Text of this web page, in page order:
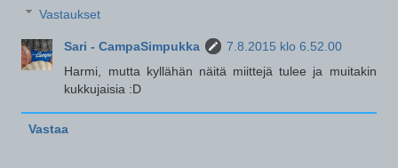
Vastaukset
Sari - CampaSimpukka
7.8.2015 klo 6.52.00
Harmi, mutta kyllähän näitä miittejä tulee ja muitakin
kukkujaisia :D
Vastaa